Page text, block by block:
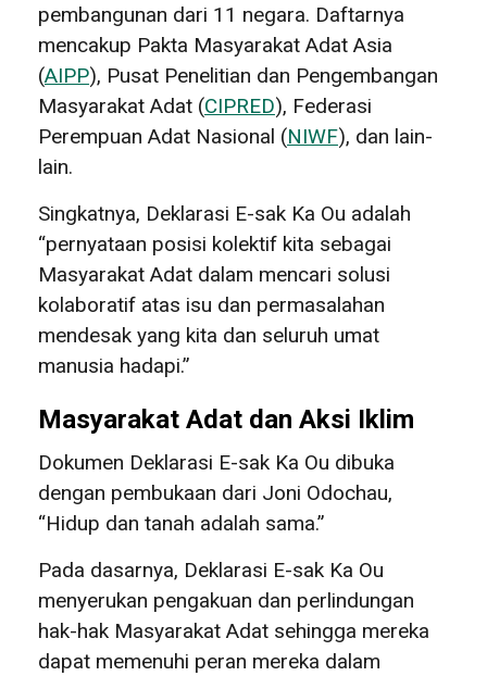
pembangunan dari 11 negara. Daftarnya
mencakup Pakta Masyarakat Adat Asia
(AIPP), Pusat Penelitian dan Pengembangan
Masyarakat Adat (CIPRED), Federasi
Perempuan Adat Nasional (NIWF), dan lain-
lain.
Singkatnya, Deklarasi E-sak Ka Ou adalah
“pernyataan posisi kolektif kita sebagai
Masyarakat Adat dalam mencari solusi
kolaboratif atas isu dan permasalahan
mendesak yang kita dan seluruh umat
manusia hadapi.”
Masyarakat Adat dan Aksi Iklim
Dokumen Deklarasi E-sak Ka Ou dibuka
dengan pembukaan dari Joni Odochau,
“Hidup dan tanah adalah sama.”
Pada dasarnya, Deklarasi E-sak Ka Ou
menyerukan pengakuan dan perlindungan
hak-hak Masyarakat Adat sehingga mereka
dapat memenuhi peran mereka dalam